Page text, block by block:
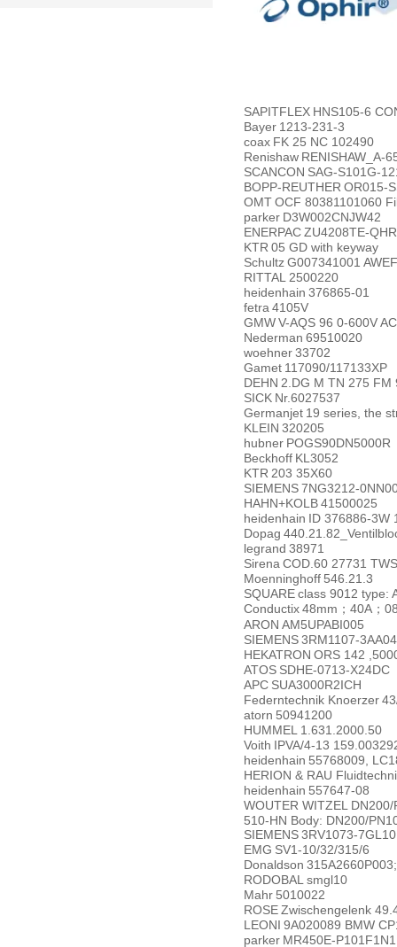
SAPITFLEX HNS105-6
Bayer 1213-231-3
coax FK 25 NC 102490
Renishaw RENISHAW_A-
SCANCON SAG-S101G-
BOPP-REUTHER OR015-
OMTOCF 80381101060
parker D3W002CNJW42
ENERPACZU4208TE-QHR
KTR 05 GD with keyway
SchultzG007341001
RITTAL 2500220
heidenhain 376865-01
fetra 4105V
GMWV-AQS 96 0-600V AC
Nederman 69510020
woehner33702
Gamet 117090/117133XP
DEHN 2.DG M TN 275 FM
SICK Nr.6027537
Germanjet 19 series, the
KLEIN 320205
hubner POGS90DN5000R
Beckhoff KL3052
KTR 203 35X60
SIEMENS7NG3212-
HAHN+KOLB41500025
heidenhain ID 376886-3W
Dopag
legrand 38971
Sirena COD.60 27731
Moenninghoff 546.21.3
SQUAREclass 9012 type:
Conductix48mm ； 40A ；
ARON AM5UPABI005
SIEMENS3RM1107-3AA04
HEKATRON ORS 142
ATOS SDHE-0713-X24DC
APC SUA3000R2ICH
Federntechnik Knoerzer
atorn 50941200
HUMMEL 1.631.2000.50
Voith IPVA/4-13
heidenhain 55768009,
HERION & RAU
heidenhain 557647-08
WOUTER WITZEL
510-HN Body: DN200/
SIEMENS3RV1073-7GL10
EMG SV1-10/32/315/6
Donaldson
RODOBAL smgl10
Mahr 5010022
ROSEZwischengelenk
LEONI 9A020089 BMW
parker MR450E-